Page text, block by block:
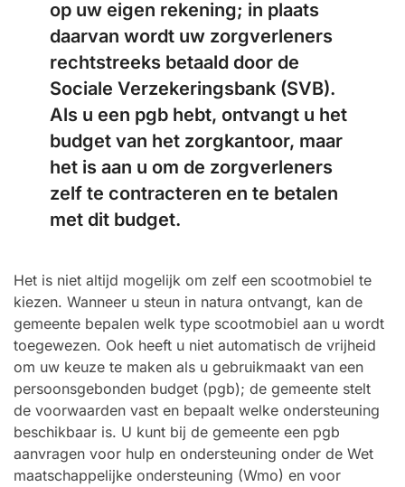
op uw eigen rekening; in plaats
daarvan wordt uw zorgverleners
rechtstreeks betaald door de
Sociale Verzekeringsbank (SVB).
Als u een pgb hebt, ontvangt u het
budget van het zorgkantoor, maar
het is aan u om de zorgverleners
zelf te contracteren en te betalen
met dit budget.
Het is niet altijd mogelijk om zelf een scootmobiel te
kiezen. Wanneer u steun in natura ontvangt, kan de
gemeente bepalen welk type scootmobiel aan u wordt
toegewezen. Ook heeft u niet automatisch de vrijheid
om uw keuze te maken als u gebruikmaakt van een
persoonsgebonden budget (pgb); de gemeente stelt
de voorwaarden vast en bepaalt welke ondersteuning
beschikbaar is. U kunt bij de gemeente een pgb
aanvragen voor hulp en ondersteuning onder de Wet
maatschappelijke ondersteuning (Wmo) en voor